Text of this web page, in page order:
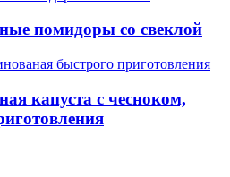
помидоры со свеклой
капуста с чесноком,